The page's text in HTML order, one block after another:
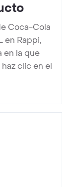
Coca-Cola
en Rappi,
en la que
clic en el